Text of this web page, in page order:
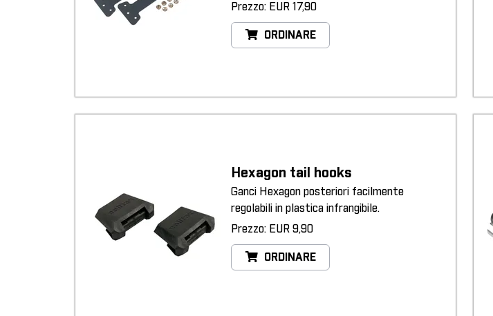
Prezzo: EUR 17,90
ORDINARE
Hexagon tail hooks
Ganci Hexagon posteriori facilmente
regolabili in plastica infrangibile.
Prezzo: EUR 9,90
ORDINARE